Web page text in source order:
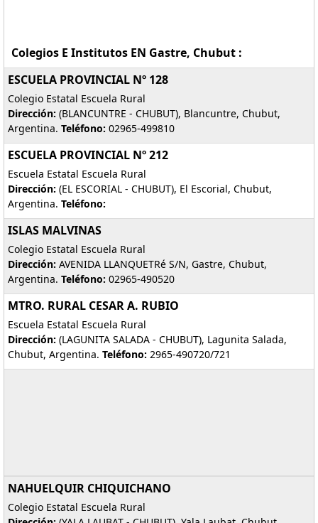
Colegios E Institutos EN Gastre, Chubut :
ESCUELA PROVINCIAL Nº 128
Colegio Estatal Escuela Rural
Dirección: (BLANCUNTRE - CHUBUT), Blancuntre, Chubut,
Argentina. Teléfono: 02965-499810
ESCUELA PROVINCIAL Nº 212
Escuela Estatal Escuela Rural
Dirección: (EL ESCORIAL - CHUBUT), El Escorial, Chubut,
Argentina. Teléfono:
ISLAS MALVINAS
Colegio Estatal Escuela Rural
Dirección: AVENIDA LLANQUETRé S/N, Gastre, Chubut,
Argentina. Teléfono: 02965-490520
MTRO. RURAL CESAR A. RUBIO
Escuela Estatal Escuela Rural
Dirección: (LAGUNITA SALADA - CHUBUT), Lagunita Salada,
Chubut, Argentina. Teléfono: 2965-490720/721
NAHUELQUIR CHIQUICHANO
Colegio Estatal Escuela Rural